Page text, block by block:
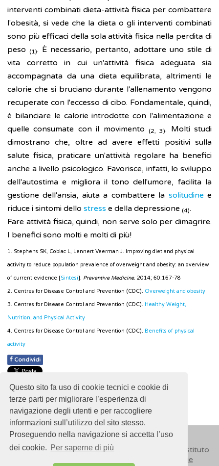
Questo sito fa uso di cookie tecnici e cookie di
terze parti per migliorare l’esperienza di
navigazione degli utenti e per raccogliere
informazioni sull’utilizzo del sito stesso.
Proseguendo nella navigazione si accetta l’uso
dei cookie. Per saperne di più
interventi combinati dieta-attività fisica per combattere
l'obesità, si vede che la dieta o gli interventi combinati
sono più efficaci della sola attività fisica nella perdita di
peso (1). È necessario, pertanto, adottare uno stile di
vita corretto in cui un'attività fisica adeguata sia
accompagnata da una dieta equilibrata, altrimenti le
calorie che si bruciano durante l'allenamento vengono
recuperate con l'eccesso di cibo. Fondamentale, quindi,
è bilanciare le calorie introdotte con l'alimentazione e
quelle consumate con il movimento
(2, 3). Molti studi
dimostrano che, oltre ad avere effetti positivi sulla
salute fisica, praticare un'attività regolare ha benefici
anche a livello psicologico. Favorisce, infatti, lo sviluppo
dell'autostima e migliora il tono dell'umore, facilita la
gestione dell'ansia, aiuta a combattere la solitudine e
riduce i sintomi dello stress e della depressione (4).
Fare attività fisica, quindi, non serve solo per dimagrire.
I benefici sono molti e molti di più!
1. Stephens SK, Cobiac L, Lennert Veerman J. Improving diet and physical
activity to reduce population prevalence of overweight and obesity: an overview
of current evidence [Sintesi]. Preventive Medicine. 2014; 60:167-78
2. Centres for Disease Control and Prevention (CDC). Overweight and obesity
3. Centres for Disease Control and Prevention (CDC). Healthy Weight,
Nutrition, and Physical Activity
4. Centres for Disease Control and Prevention (CDC). Benefits of physical
activity
f Condividi
Pubblicato: 28 Febbraio 2018
- Ultimo aggiornamento: 26 Novembre 2021
© 2018ISSalute - Sito sviluppato e gestito dall’Istituto
Cookie